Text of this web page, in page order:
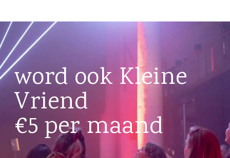
word ook Kleine
Vriend
€5 per maand